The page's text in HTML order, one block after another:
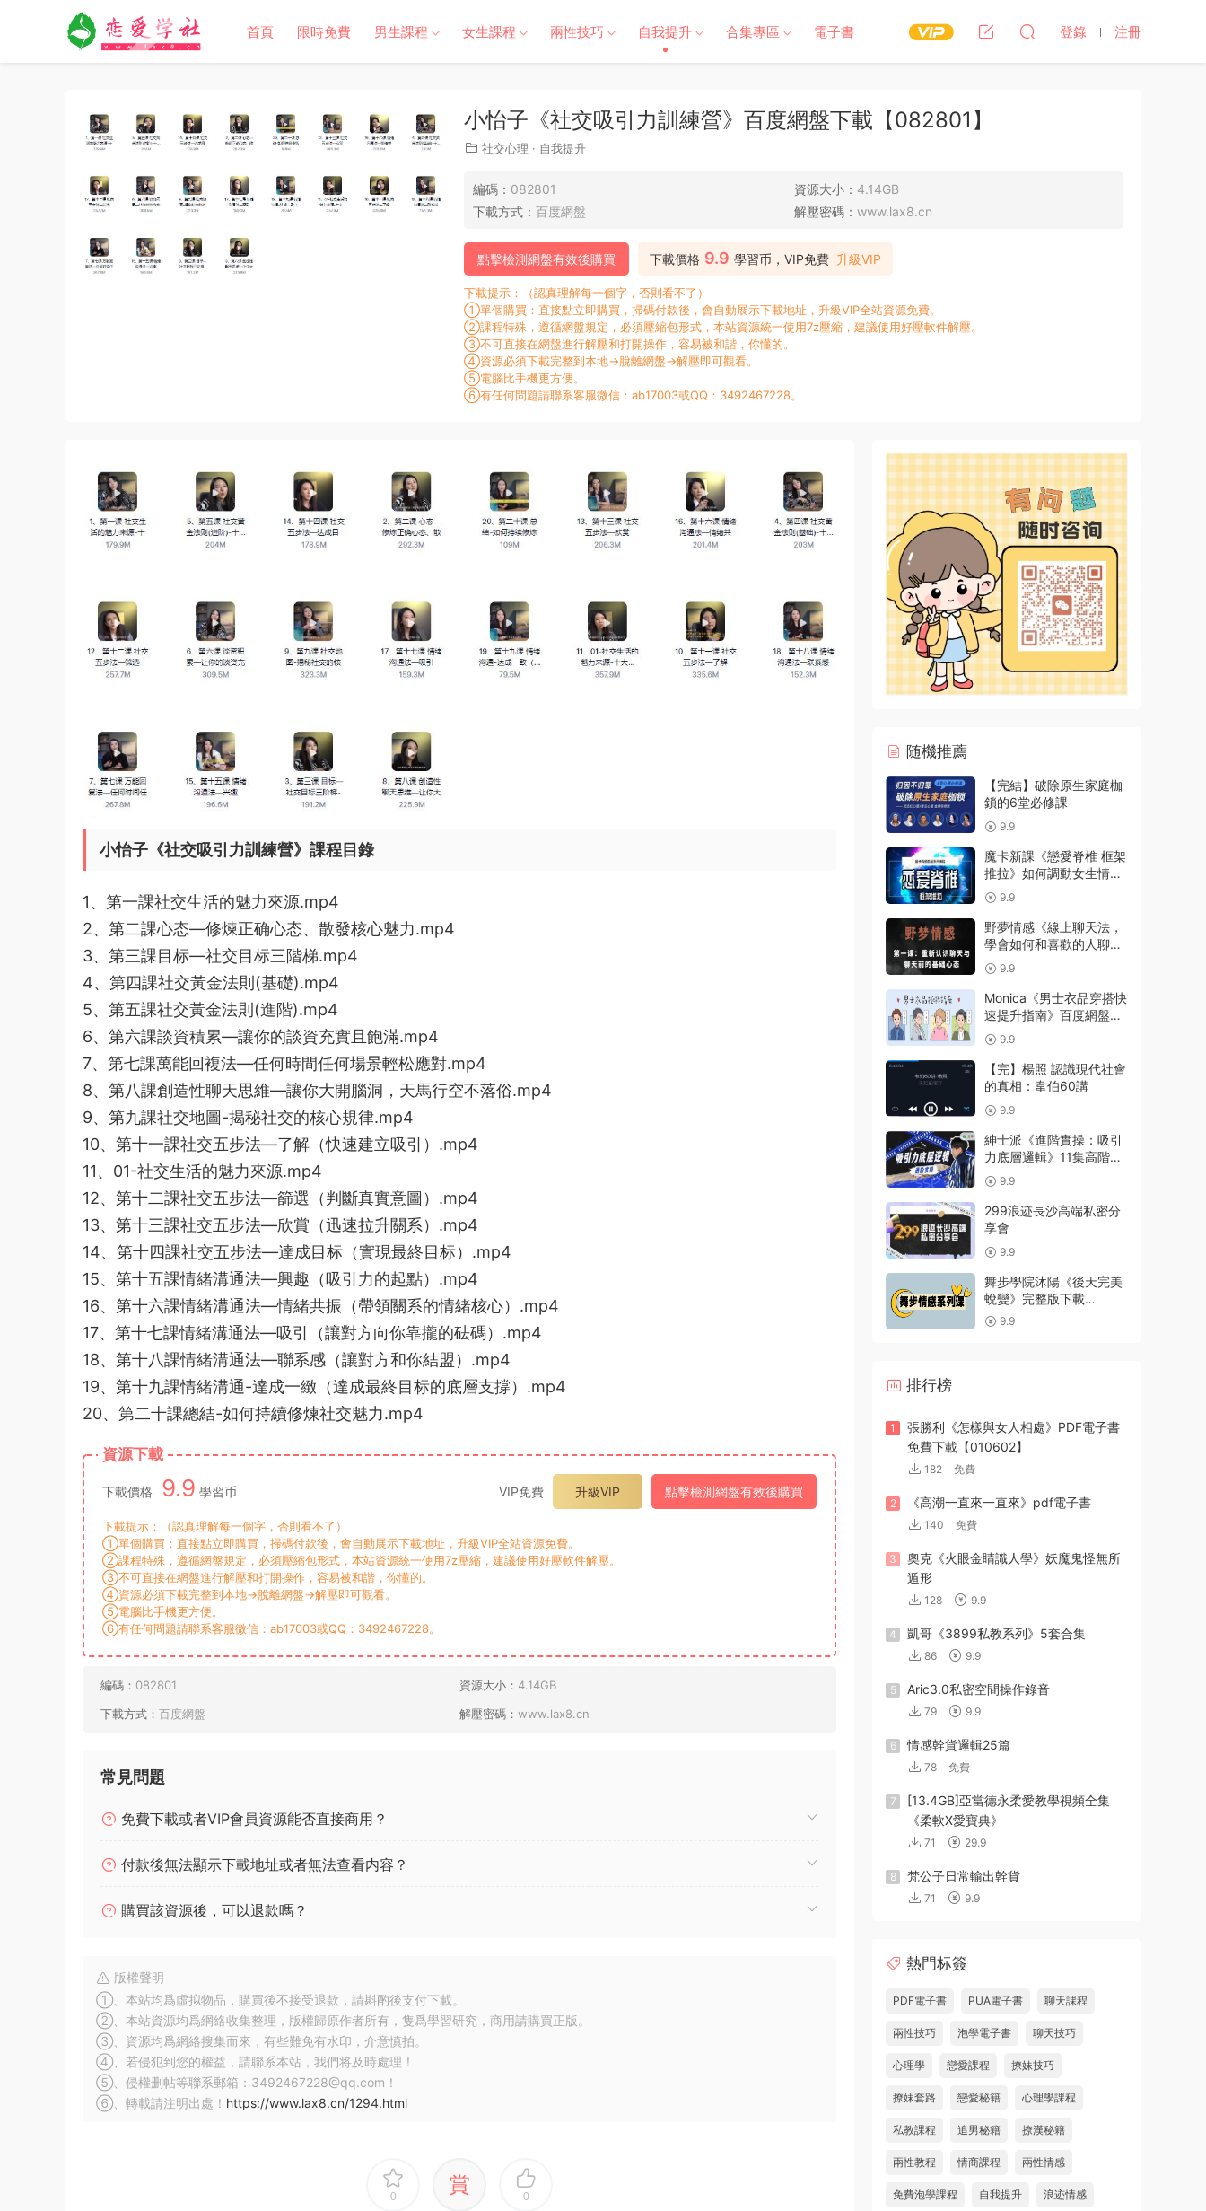
首頁 限時免費 男生課程 女生課程 兩性技巧 自我提升 合集專區 電子書 登錄 注冊
小怡子《社交吸引力訓練營》百度網盤下載【082801】
社交心理 · 自我提升
編碼： 082801 資源大小： 4.14GB
下載方式： 百度網盤 解壓密碼： www.lax8.cn
下載價格 9.9 學習币，VIP免費 升級VIP
點擊檢測網盤有效後購買
下載提示：（認真理解每一個字，否則看不了）
①單個購買：直接點立即購買，掃碼付款後，會自動展示下載地址，升級VIP全站資源免費。
②課程特殊，遵循網盤規定，必須壓縮包形式，本站資源統一使用7z壓縮，建議使用好壓軟件解壓。
③不可直接在網盤進行解壓和打開操作，容易被和諧，你懂的。
④資源必須下載完整到本地→脫離網盤→解壓即可觀看。
⑤電腦比手機更方便。
⑥有任何問題請聯系客服微信：ab17003或QQ：3492467228。
小怡子《社交吸引力訓練營》課程目錄
1、第一課社交生活的魅力來源.mp4
2、第二課心态—修煉正确心态、散發核心魅力.mp4
3、第三課目标—社交目标三階梯.mp4
4、第四課社交黃金法則(基礎).mp4
5、第五課社交黃金法則(進階).mp4
6、第六課談資積累—讓你的談資充實且飽滿.mp4
7、第七課萬能回複法—任何時間任何場景輕松應對.mp4
8、第八課創造性聊天思維—讓你大開腦洞，天馬行空不落俗.mp4
9、第九課社交地圖-揭秘社交的核心規律.mp4
10、第十一課社交五步法—了解（快速建立吸引）.mp4
11、01-社交生活的魅力來源.mp4
12、第十二課社交五步法—篩選（判斷真實意圖）.mp4
13、第十三課社交五步法—欣賞（迅速拉升關系）.mp4
14、第十四課社交五步法—達成目标（實現最終目标）.mp4
15、第十五課情緒溝通法—興趣（吸引力的起點）.mp4
16、第十六課情緒溝通法—情緒共振（帶領關系的情緒核心）.mp4
17、第十七課情緒溝通法—吸引（讓對方向你靠攏的砝碼）.mp4
18、第十八課情緒溝通法—聯系感（讓對方和你結盟）.mp4
19、第十九課情緒溝通-達成一緻（達成最終目标的底層支撐）.mp4
20、第二十課總結-如何持續修煉社交魅力.mp4
資源下載
下載價格 9.9 學習币 VIP免費 升級VIP 點擊檢測網盤有效後購買
下載提示：（認真理解每一個字，否則看不了）
①單個購買：直接點立即購買，掃碼付款後，會自動展示下載地址，升級VIP全站資源免費。
②課程特殊，遵循網盤規定，必須壓縮包形式，本站資源統一使用7z壓縮，建議使用好壓軟件解壓。
③不可直接在網盤進行解壓和打開操作，容易被和諧，你懂的。
④資源必須下載完整到本地→脫離網盤→解壓即可觀看。
⑤電腦比手機更方便。
⑥有任何問題請聯系客服微信：ab17003或QQ：3492467228。
編碼： 082801 資源大小： 4.14GB
下載方式： 百度網盤 解壓密碼： www.lax8.cn
常見問題
免費下載或者VIP會員資源能否直接商用？
付款後無法顯示下載地址或者無法查看内容？
購買該資源後，可以退款嗎？
版權聲明
①、本站均爲虛拟物品，購買後不接受退款，請斟酌後支付下載。
②、本站資源均爲網絡收集整理，版權歸原作者所有，隻爲學習研究，商用請購買正版。
③、資源均爲網絡搜集而來，有些難免有水印，介意慎拍。
④、若侵犯到您的權益，請聯系本站，我們将及時處理！
⑤、侵權删帖等聯系郵箱：3492467228@qq.com！
⑥、轉載請注明出處！ https://www.lax8.cn/1294.html
0 賞 0
随機推薦
【完結】破除原生家庭枷
鎖的6堂必修課
9.9
魔卡新課《戀愛脊椎 框架
推拉》如何調動女生情緒
【111003】
9.9
野夢情感《線上聊天法，
學會如何和喜歡的人聊
天》9.9
Monica《男士衣品穿搭快
速提升指南》百度網盤下
載【080909】
9.9
【完】楊照 認識現代社會
的真相：韋伯60講
9.9
紳士派《進階實操：吸引
力底層邏輯》11集高階會
員課9.9
299浪迹長沙高端私密分
享會
9.9
舞步學院沐陽《後天完美
蛻變》完整版下載
【24022802】
9.9
排行榜
1
張勝利《怎樣與女人相處》PDF電子書
免費下載【010602】
182 免費
2 《高潮一直來一直來》pdf電子書
140 免費
3
奧克《火眼金睛識人學》妖魔鬼怪無所
遁形
128 9.9
4 凱哥《3899私教系列》5套合集
86 9.9
5 Aric3.0私密空間操作錄音
79 9.9
6 情感幹貨邏輯25篇
78 免費
7
[13.4GB]亞當德永柔愛教學視頻全集
《柔軟X愛寶典》
71 29.9
8 梵公子日常輸出幹貨
71 9.9
熱門标簽
PDF電子書 PUA電子書 聊天課程
兩性技巧 泡學電子書 聊天技巧
心理學 戀愛課程 撩妹技巧
撩妹套路 戀愛秘籍 心理學課程
私教課程 追男秘籍 撩漢秘籍
兩性教程 情商課程 兩性情感
免費泡學課程 自我提升 浪迹情感